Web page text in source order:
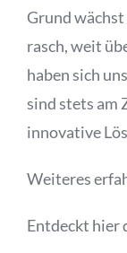
Grund wächst
rasch, weit
haben sich
sind stets am
innovative
Weiteres
Entdeckt hier